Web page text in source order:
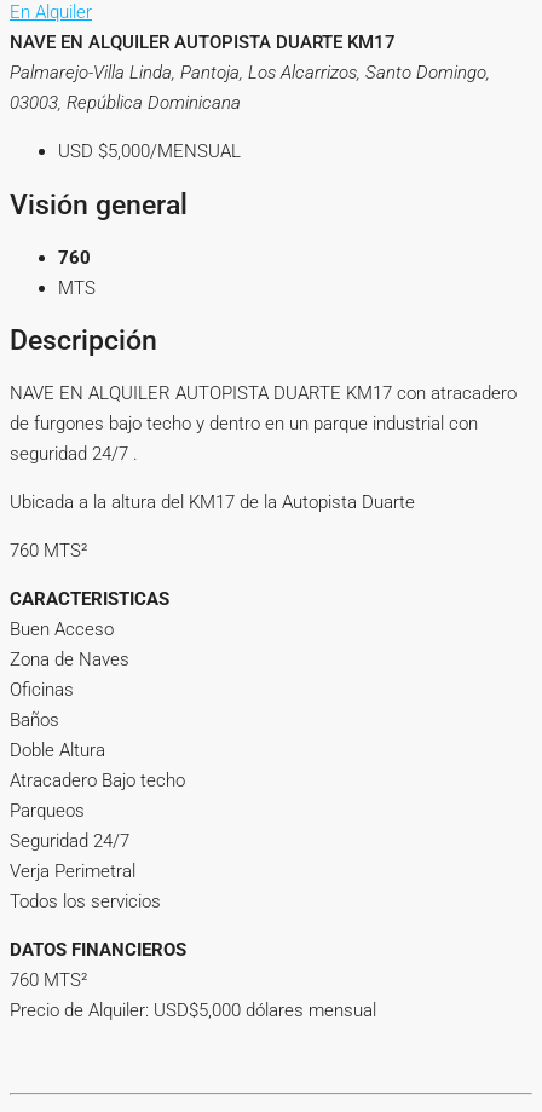
En Alquiler
NAVE EN ALQUILER AUTOPISTA DUARTE KM17
Palmarejo-Villa Linda, Pantoja, Los Alcarrizos, Santo Domingo,
03003, República Dominicana
USD $5,000/MENSUAL
Visión general
760
MTS
Descripción
NAVE EN ALQUILER AUTOPISTA DUARTE KM17 con atracadero
de furgones bajo techo y dentro en un parque industrial con
seguridad 24/7 .
Ubicada a la altura del KM17 de la Autopista Duarte
760 MTS²
CARACTERISTICAS
Buen Acceso
Zona de Naves
Oficinas
Baños
Doble Altura
Atracadero Bajo techo
Parqueos
Seguridad 24/7
Verja Perimetral
Todos los servicios
DATOS FINANCIEROS
760 MTS²
Precio de Alquiler: USD$5,000 dólares mensual